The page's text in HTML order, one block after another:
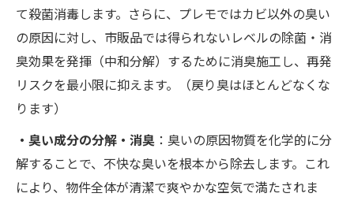
て殺菌消毒します。さらに、プレモではカビ以外の臭い
の原因に対し、市販品では得られないレベルの除菌・消
臭効果を発揮（中和分解）するために消臭施工し、再発
リスクを最小限に抑えます。（戻り臭はほとんどなくな
ります）
・臭い成分の分解・消臭 ：臭いの原因物質を化学的に分
解することで、不快な臭いを根本から除去します。これ
により、物件全体が清潔で爽やかな空気で満たされま